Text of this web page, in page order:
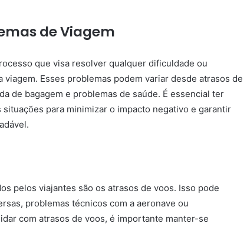
de Viagem
que visa resolver qualquer dificuldade ou
Esses problemas podem variar desde atrasos de
de bagagem e problemas de saúde. É essencial ter
para minimizar o impacto negativo e garantir
pelos viajantes são os atrasos de voos. Isso pode
problemas técnicos com a aeronave ou
com atrasos de voos, é importante manter-se